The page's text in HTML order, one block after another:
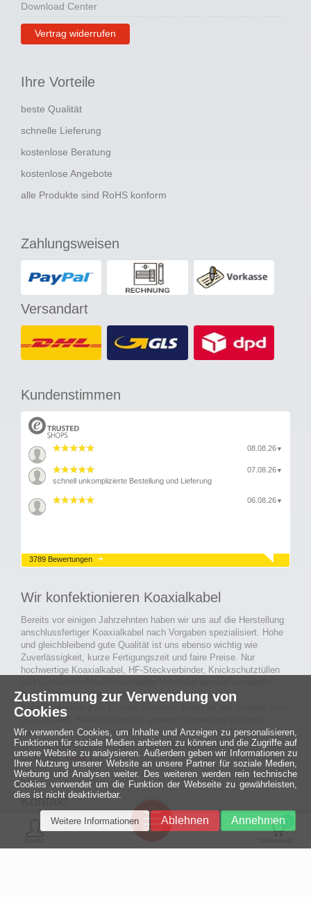
Download Center
Vertrag widerrufen
Ihre Vorteile
beste Qualität
schnelle Lieferung
kostenlose Beratung
kostenlose Angebote
alle Produkte sind RoHS konform
Zahlungsweisen
Versandart
Kundenstimmen
08.08.26 ▼
07.08.26 ▼
schnell unkomplizierte Bestellung und Lieferung
06.08.26 ▼
3789 Bewertungen
Wir konfektionieren Koaxialkabel
Bereits vor einigen Jahrzehnten haben wir uns auf die Herstellung
anschlussfertiger Koaxialkabel nach Vorgaben spezialisiert. Hohe
und gleichbleibend gute Qualität ist uns ebenso wichtig wie
Zuverlässigkeit, kurze Fertigungszeit und faire Preise. Nur
hochwertige Koaxialkabel, HF-Steckverbinder, Knickschutztüllen
Auch an Werkzeuge und Maschinen, die in unserer
Kabelkonfektion zum Einsatz kommen, legen wir auf Qualität sehr
großen Wert. So entstehen mit unserem Know-How und nach
passieren der Endkontrolle langlebige und qualitativ hochwertige
konfektionierte Koaxialkabel für viele Bereiche der
Elektronik.mehr ›
Kontakt
MCE Mauritz Electronics
0
Menü
Ein halbes
Jahrhundert
technologische
Zustimmung zur Verwendung von
Cookies
Wir verwenden Cookies, um Inhalte und Anzeigen zu personalisieren,
Funktionen für soziale Medien anbieten zu können und die Zugriffe auf
unsere Website zu analysieren. Außerdem geben wir Informationen zu
Ihrer Nutzung unserer Website an unsere Partner für soziale Medien,
Werbung und Analysen weiter. Des weiteren werden rein technische
Cookies verwendet um die Funktion der Webseite zu gewährleisten,
dies ist nicht deaktivierbar.
Annehmen
Ablehnen
Weitere Informationen